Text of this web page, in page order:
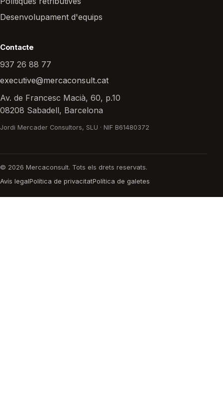
Desenvolupament d'equips
Contacte
937 26 88 77
executive@mercaconsult.cat
Av. de Francesc Macià, 60, p.10
08208 Sabadell, Barcelona
Jordi Mercader Consultors, SLU · NIF B61480372
© 2026 Mercaconsult. Tots els drets reservats.
Avís legalPolítica de privacitatPolítica de galetes